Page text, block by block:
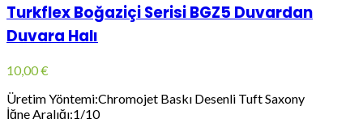
Turkflex Boğaziçi Serisi BGZ5 Duvardan
Duvara Halı
10,00€
Üretim Yöntemi:Chromojet Baskı Desenli Tuft Saxony
İğne Aralığı:1/10